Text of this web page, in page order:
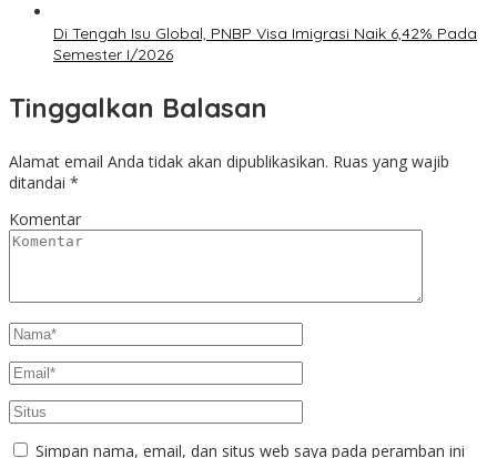
Di Tengah Isu Global, PNBP Visa Imigrasi Naik 6,42% Pada
Semester I/2026
Tinggalkan Balasan
Alamat email Anda tidak akan dipublikasikan. Ruas yang wajib
ditandai *
Komentar
Simpan nama, email, dan situs web saya pada peramban ini